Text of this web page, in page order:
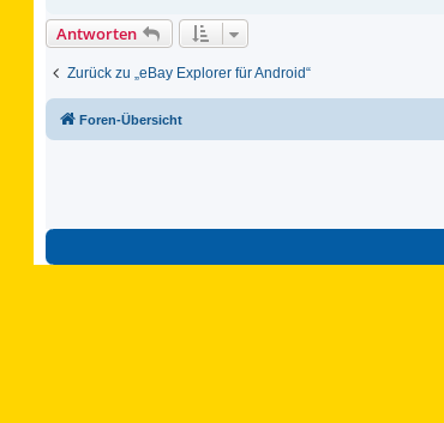
Antworten
Zurück zu „eBay Explorer für Android“
Foren-Übersicht